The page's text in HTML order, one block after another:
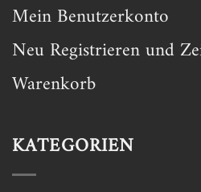
Mein Benutzerkonto
Neu Registrieren und
Warenkorb
KATEGORIEN